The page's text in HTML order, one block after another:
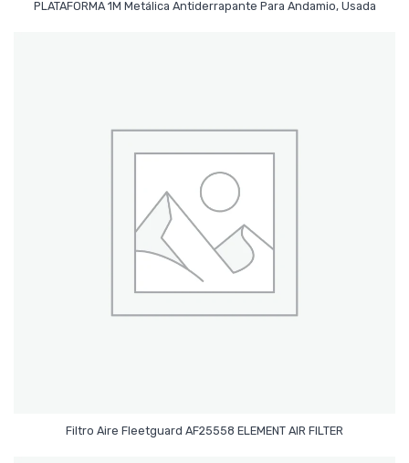
PLATAFORMA 1M Metálica Antiderrapante Para Andamio, Usada
Filtro Aire Fleetguard AF25558 ELEMENT AIR FILTER